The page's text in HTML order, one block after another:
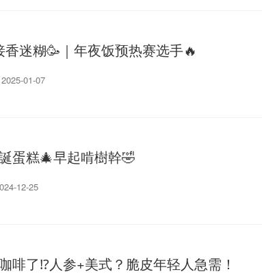
迷糊🥳｜年夜饭预热赛选手🔥
2025-01-07
蛋糕🎄早起啃樹幹🤣
12-25
啡了⁉️人参+美式？脆皮年轻人急需！